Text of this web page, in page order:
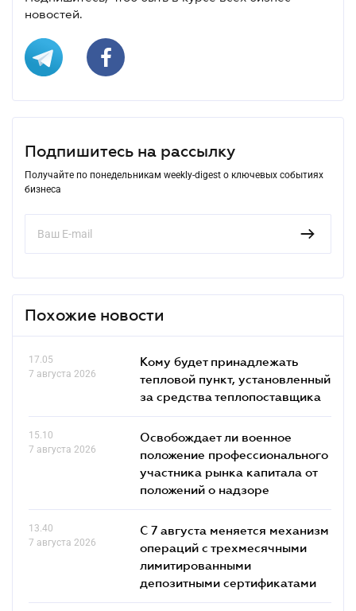
новостей.
Подпишитесь на рассылку
Получайте по понедельникам weekly-digest о ключевых событиях
бизнеса
Похожие новости
17.05
7 августа 2026
Кому будет принадлежать
тепловой пункт, установленный
за средства теплопоставщика
15.10
7 августа 2026
Освобождает ли военное
положение профессионального
участника рынка капитала от
положений о надзоре
13.40
7 августа 2026
С 7 августа меняется механизм
операций с трехмесячными
лимитированными
депозитными сертификатами